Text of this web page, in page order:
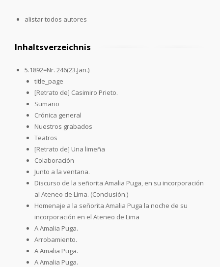
alistar todos autores
Inhaltsverzeichnis
5.1892=Nr. 246(23.Jan.)
title_page
[Retrato de] Casimiro Prieto.
Sumario
Crónica general
Nuestros grabados
Teatros
[Retrato de] Una limeña
Colaboración
Junto a la ventana.
Discurso de la señorita Amalia Puga, en su incorporación
al Ateneo de Lima. (Conclusión.)
Homenaje a la señorita Amalia Puga la noche de su
incorporación en el Ateneo de Lima
A Amalia Puga.
Arrobamiento.
A Amalia Puga.
A Amalia Puga.